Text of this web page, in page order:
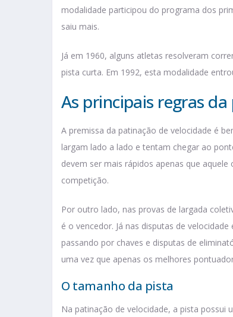
modalidade participou do programa dos
saiu mais.
Já em 1960, alguns atletas resolveram
pista curta. Em 1992, esta modalidade
As principais regras
A premissa da patinação de velocidade é
largam lado a lado e tentam chegar ao
devem ser mais rápidos apenas que
competição.
Por outro lado, nas provas de largada
é o vencedor. Já nas disputas de
passando por chaves e disputas de
uma vez que apenas os melhores
O tamanho da pista
Na patinação de velocidade, a pista